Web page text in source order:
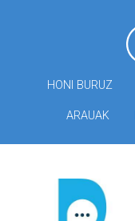
HONI BURUZ
ARAUAK